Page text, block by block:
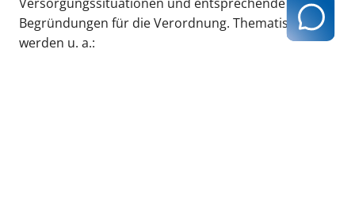
Begründungen für die Verordnung. Thematisiert
werden u. a.: